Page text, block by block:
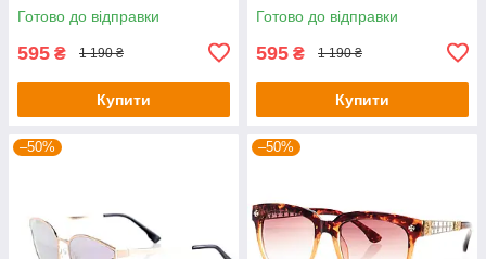
Готово до відправки
595 ₴ 1 190 ₴
Купити
Готово до відправки
595 ₴ 1 190 ₴
Купити
–50% –50%